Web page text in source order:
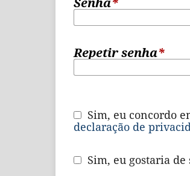
Repetir senha*
Sim, eu concordo
declaração de
Sim, eu gostaria